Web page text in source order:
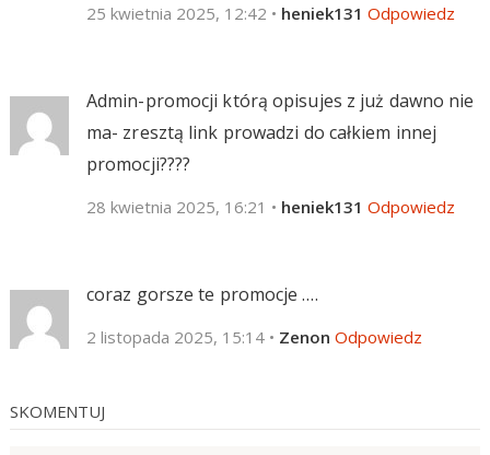
25 kwietnia 2025, 12:42 • heniek131 Odpowiedz
Admin-promocji którą opisujes z już dawno nie
ma- zresztą link prowadzi do całkiem innej
promocji????
28 kwietnia 2025, 16:21 • heniek131 Odpowiedz
coraz gorsze te promocje ….
2 listopada 2025, 15:14 • Zenon Odpowiedz
SKOMENTUJ